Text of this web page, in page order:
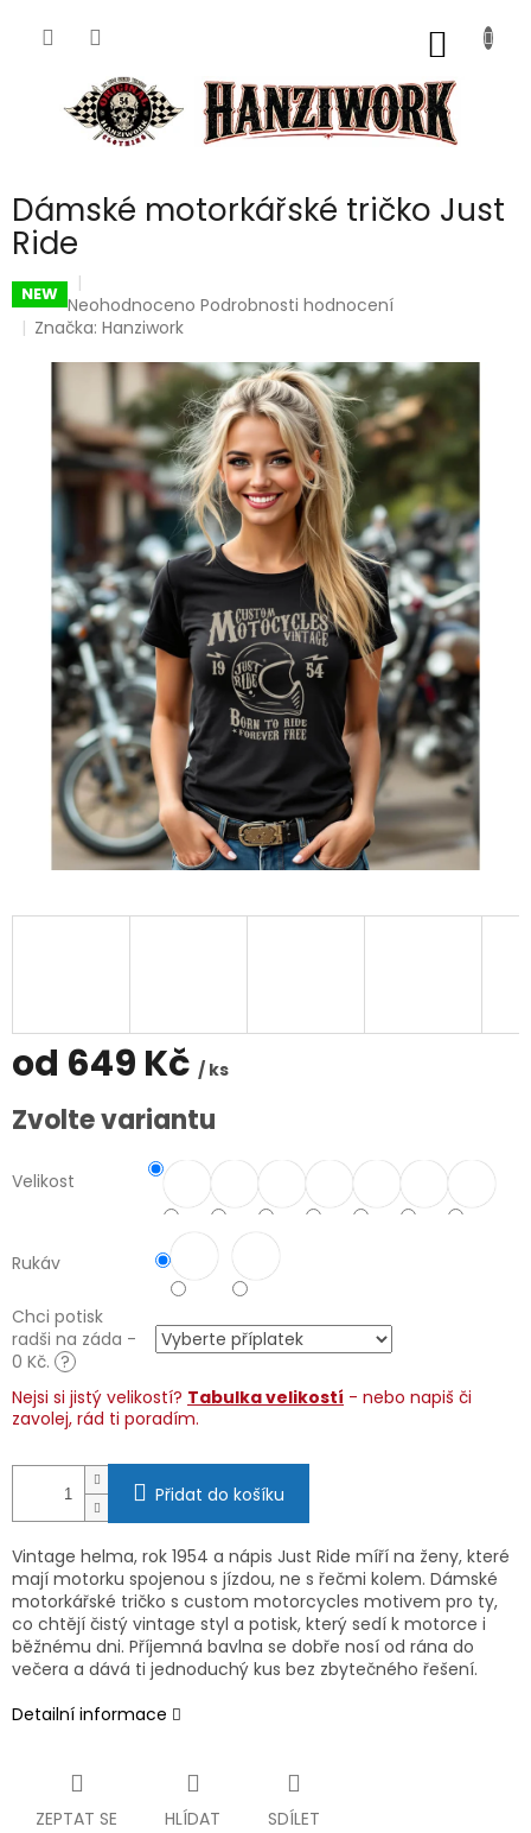
Dámské motorkářské tričko Just
Ride
NEW Průměrné
hodnocení
z
5
hvězdiček.
Neohodnoceno Podrobnosti hodnocení
Značka:Hanziwork
od 649 Kč / ks
Měrná
cena:
Zvolte variantu
Velikost
Rukáv
Chci potisk
radši na záda -
0 Kč. ?
Nejsi si jistý velikostí? Tabulka velikostí - nebo napiš či
zavolej, rád ti poradím.
Přidat do košíku
Vintage helma, rok 1954 a nápis Just Ride míří na ženy, které
mají motorku spojenou s jízdou, ne s řečmi kolem. Dámské
motorkářské tričko s custom motorcycles motivem pro ty,
co chtějí čistý vintage styl a potisk, který sedí k motorce i
běžnému dni. Příjemná bavlna se dobře nosí od rána do
večera a dává ti jednoduchý kus bez zbytečného řešení.
Detailní informace
ZEPTAT SE HLÍDAT SDÍLET